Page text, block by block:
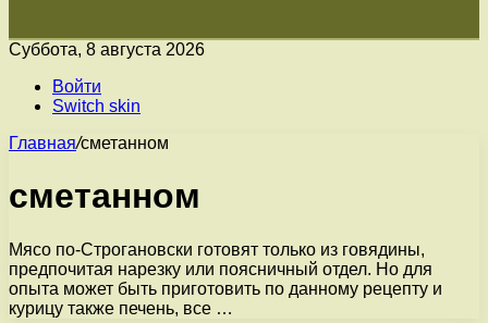
Суббота, 8 августа 2026
Войти
Switch skin
Главная/сметанном
сметанном
Мясо по-Строгановски готовят только из говядины,
предпочитая нарезку или поясничный отдел. Но для
опыта может быть приготовить по данному рецепту и
курицу также печень, все …